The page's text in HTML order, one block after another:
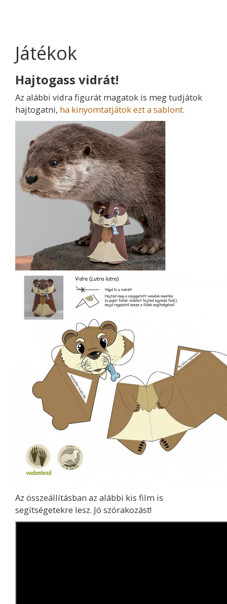
Játékok
Hajtogass vidrát!
Az alábbi vidra figurát magatok is meg tudjátok
hajtogatni, ha kinyomtatjátok ezt a sablont.
Az összeállításban az alábbi kis film is
segítségetekre lesz. Jó szórakozást!